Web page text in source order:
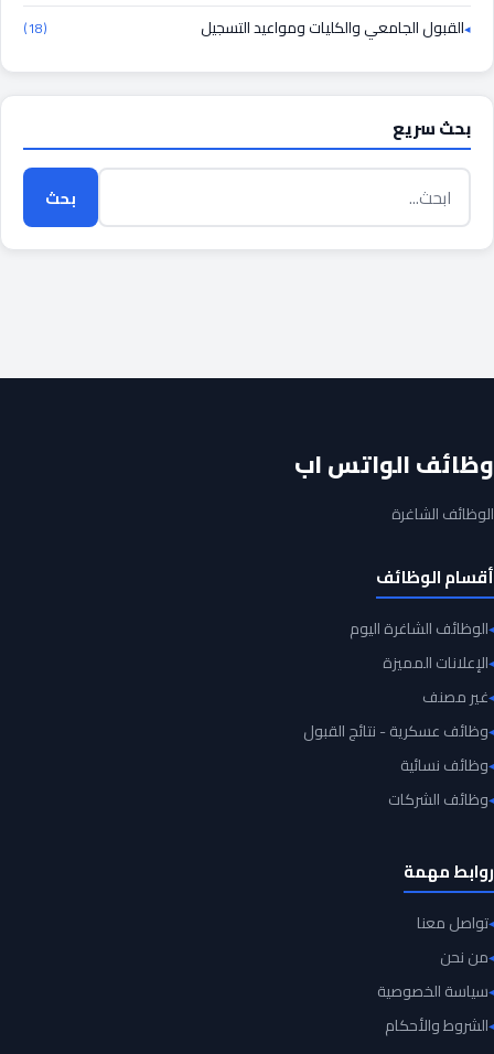
القبول الجامعي والكليات ومواعيد التسجيل (18)
بحث سريع
بحث
وظائف الواتس اب
الوظائف الشاغرة
أقسام الوظائف
الوظائف الشاغرة اليوم
الإعلانات المميزة
غير مصنف
وظائف عسكرية - نتائج القبول
وظائف نسائية
وظائف الشركات
روابط مهمة
تواصل معنا
من نحن
سياسة الخصوصية
الشروط والأحكام